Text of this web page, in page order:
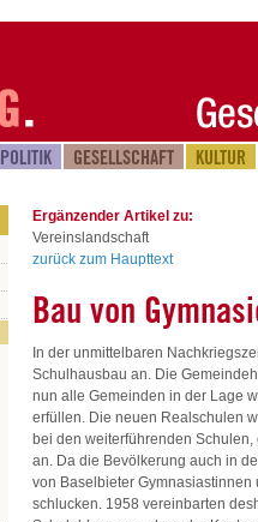
POLITIK GESELLSCHAFT KULTUR
Ergänzender Artikel zu:
Vereinslandschaft
zurück zum Haupttext
Bau von
In der unmittelbaren
Schulhausbau an. Die
nun alle Gemeinden in der Lage
erfüllen. Die neuen Realschulen
bei den weiterführenden
an. Da die Bevölkerung auch in
von Baselbieter
schlucken. 1958 vereinbarten